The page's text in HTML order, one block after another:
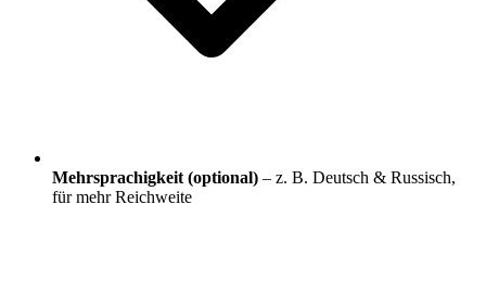
Mehrsprachigkeit (optional) – z. B. Deutsch & Russisch,
für mehr Reichweite